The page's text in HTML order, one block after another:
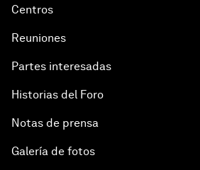
Centros
Reuniones
Partes interesadas
Historias del Foro
Notas de prensa
Galería de fotos